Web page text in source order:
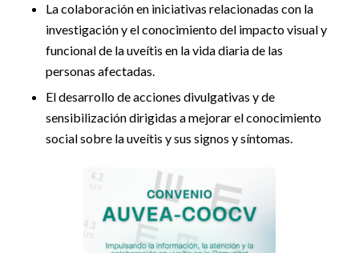
La colaboración en iniciativas relacionadas con la
investigación y el conocimiento del impacto visual y
funcional de la uveítis en la vida diaria de las
personas afectadas.
El desarrollo de acciones divulgativas y de
sensibilización dirigidas a mejorar el conocimiento
social sobre la uveítis y sus signos y síntomas.